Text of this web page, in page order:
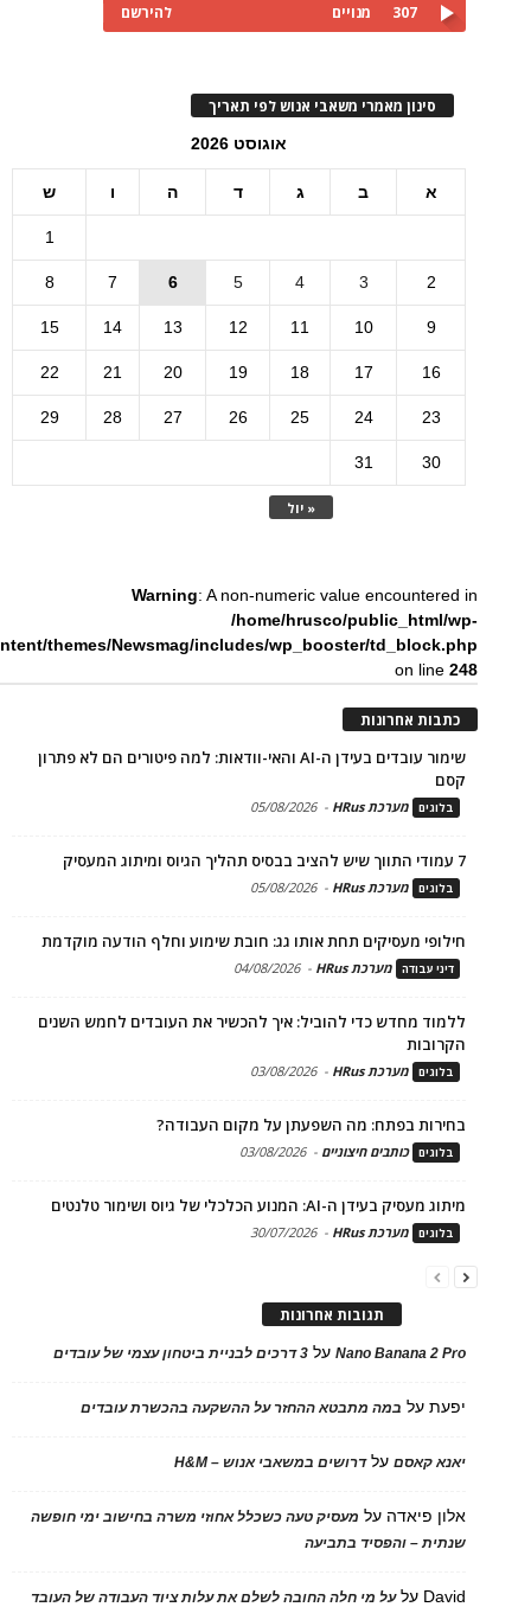
307 מנויים להירשם
סינון מאמרי משאבי אנוש לפי תאריך
אוגוסט 2026
א ב ג ד ה ו ש
« יול
1
2
3
4
5
6
7
8
9
10
11
12
13
14
15
16
17
18
19
20
21
22
23
24
25
26
27
28
29
30
31
Warning: A non-numeric value encountered in
/home/hrusco/public_html/wp-
themes/Newsmag/includes/wp_booster/td_block.php
on line248
כתבות אחרונות
שימור עובדים בעידן ה-AI והאי-וודאות: למה פיטורים הם לא פתרון
קסם
בלוגים מערכת HRus -
05/08/2026
7 עמודי התווך שיש להציב בבסיס תהליך הגיוס ומיתוג המעסיק
בלוגים מערכת HRus -
05/08/2026
חילופי מעסיקים תחת אותו גג: חובת שימוע וחלף הודעה מוקדמת
דיני עבודה מערכת HRus -
04/08/2026
ללמוד מחדש כדי להוביל: איך להכשיר את העובדים לחמש השנים
הקרובות
בלוגים מערכת HRus -
03/08/2026
בחירות בפתח: מה השפעתן על מקום העבודה?
בלוגים כותבים חיצוניים -
03/08/2026
מיתוג מעסיק בעידן ה-AI: המנוע הכלכלי של גיוס ושימור טלנטים
בלוגים מערכת HRus -
30/07/2026
תגובות אחרונות
Nano Banana 2 Proעל 3 דרכים לבניית ביטחון עצמי של עובדים
יפעתעל במה מתבטא ההחזר על ההשקעה בהכשרת עובדים
יאנא קאסםעלדרושים במשאבי אנוש – H&M
אלון פיאדה על מעסיק טעה כשכלל אחוזי משרה בחישוב ימי חופשה
שנתית – והפסיד בתביעה
David עלעל מי חלה החובה לשלם את עלות ציוד העבודה של העובד